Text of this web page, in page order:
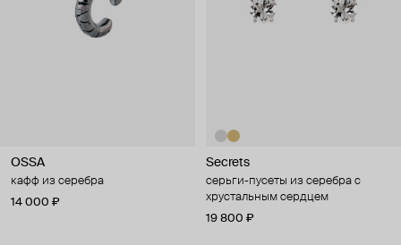
OSSA
кафф из серебра
14 000 ₽
Secrets
серьги-пусеты из серебра с
хрустальным сердцем
19 800 ₽